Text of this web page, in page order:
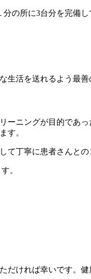
の所に3台分を完備し
活を送れるよう最善
ニングが目的であ
す。
丁寧に患者さんと
。
ければ幸いです。